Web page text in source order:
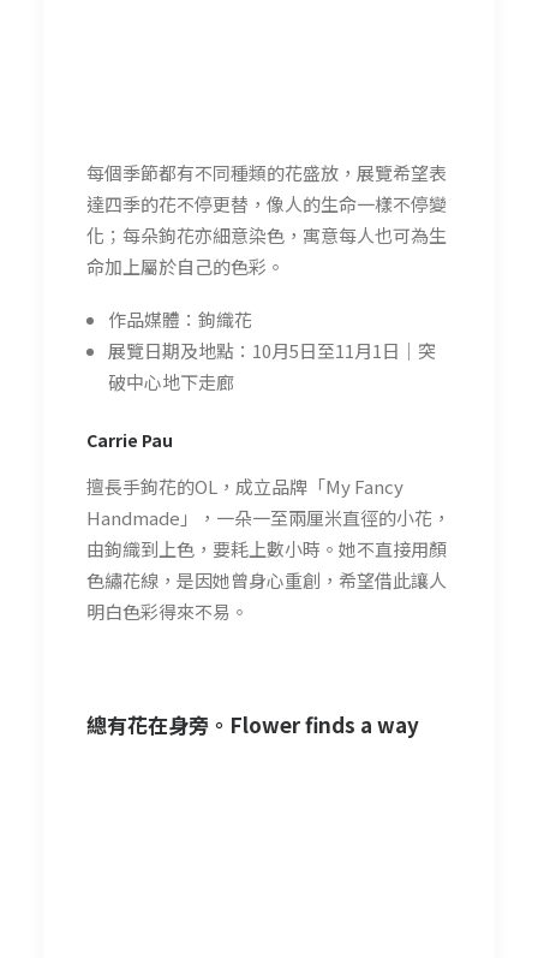
每個季節都有不同種類的花盛放，展覽希望表
達四季的花不停更替，像人的生命一樣不停變
化；每朵鉤花亦細意染色，寓意每人也可為生
命加上屬於自己的色彩。
作品媒體：鉤織花
展覽日期及地點：10月5日至11月1日｜突
破中心地下走廊
Carrie Pau
擅長手鉤花的OL，成立品牌「My Fancy
Handmade」，一朵一至兩厘米直徑的小花，
由鉤織到上色，要耗上數小時。她不直接用顏
色繡花線，是因她曾身心重創，希望借此讓人
明白色彩得來不易。
總有花在身旁。Flower finds a way